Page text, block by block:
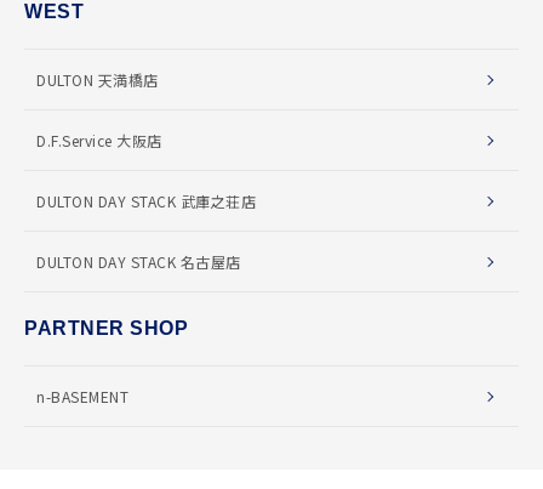
WEST
DULTON 天満橋店
D.F.Service 大阪店
DULTON DAY STACK 武庫之荘店
DULTON DAY STACK 名古屋店
PARTNER SHOP
n-BASEMENT